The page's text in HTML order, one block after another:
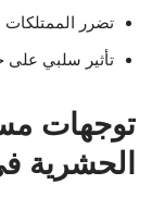
تضرر الممتلكات
تأثير سلبي على
توجهات
الحشرية